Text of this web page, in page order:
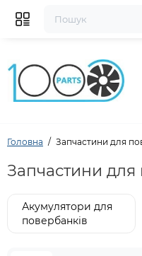
Головна Запчастини для
Запчастини для
Акумулятори для
повербанків